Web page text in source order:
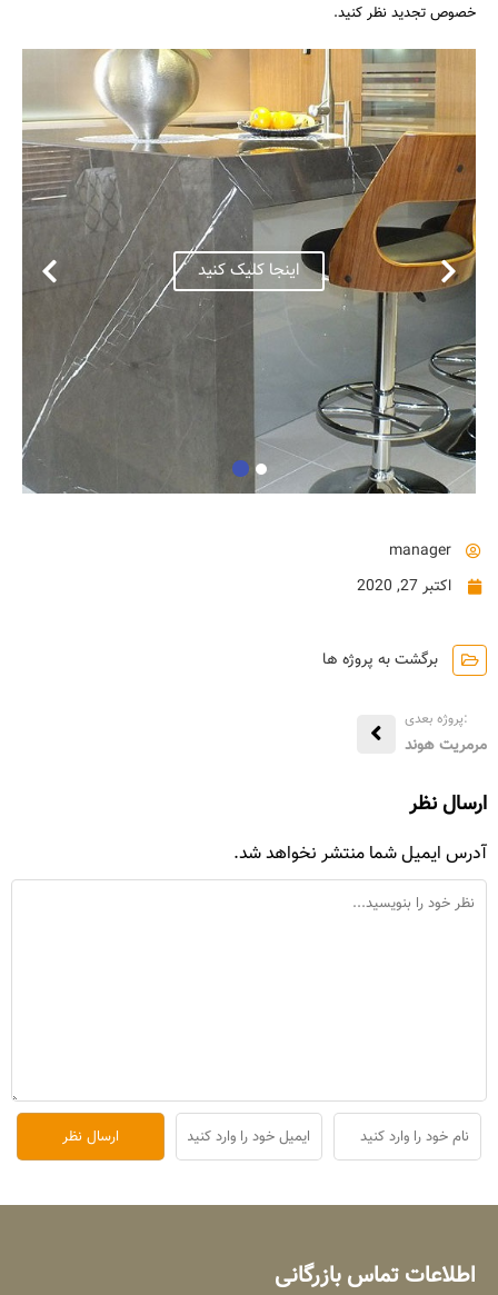
خصوص تجدید نظر کنید.
manager
اکتبر 27, 2020
برگشت به پروژه ها
:پروژه بعدی
مرمریت هوند
ارسال نظر
آدرس ایمیل شما منتشر نخواهد شد.
اطلاعات تماس بازرگانی